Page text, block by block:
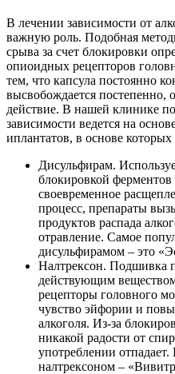
В лечении зависимости от
важную роль. Подобная
срыва за счет блокировки
опиоидных рецепторов
тем, что капсула постоянно
высвобождается постепенно,
действие. В нашей клинике
зависимости ведется на
иплантатов, в основе
Дисульфирам.
блокировкой ферментов
своевременное
процесс, препараты
продуктов распада
отравление. Самое
дисульфирамом – это
Налтрексон. Подшивка
действующим
рецепторы головного
чувство эйфории и
алкоголя. Из-за
никакой радости от
употреблении
налтрексоном –